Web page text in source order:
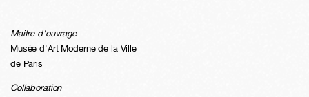
Maitre d'ouvrage
Musée d'Art Moderne de la Ville
de Paris
Collaboration